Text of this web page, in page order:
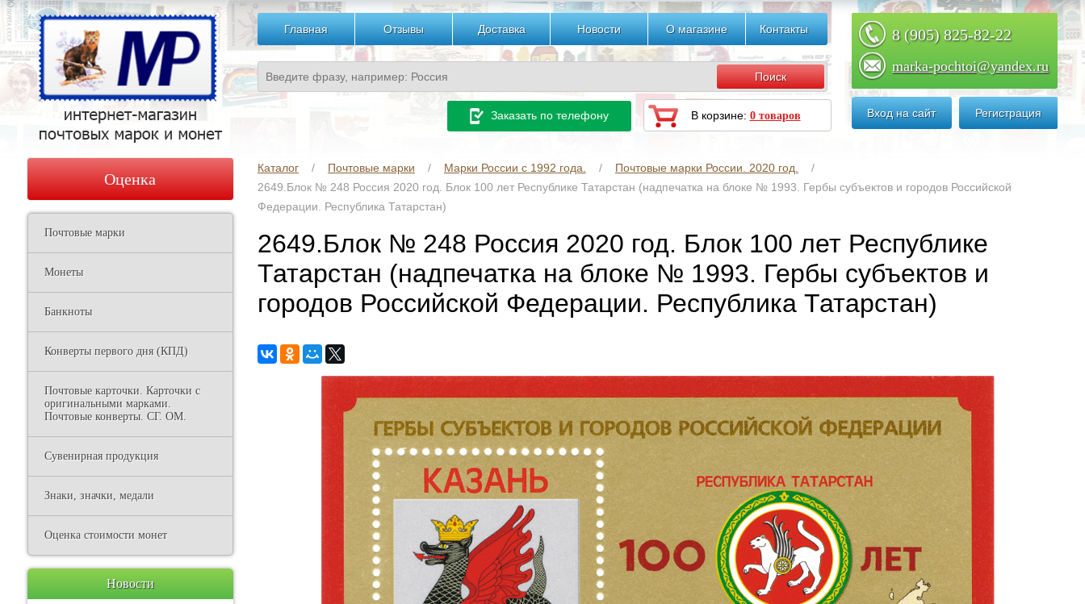
Главная Отзывы Доставка Новости О магазине Контакты 8 (905) 825-82-22
marka-pochtoi@yandex.ru
Вход на сайт Регистрация
Заказать по телефону В корзине: 0 товаров
Каталог Почтовые марки Марки России с 1992 года.
Почтовые марки России. 2020 год.
2649.Блок № 248 Россия 2020 год. Блок 100 лет Республике Татарстан (надпечатка на блоке № 1993. Гербы субъектов и городов Российской
Федерации. Республика Татарстан)
2649.Блок № 248 Россия 2020 год. Блок 100 лет Республике
Татарстан (надпечатка на блоке № 1993. Гербы субъектов и
городов Российской Федерации. Республика Татарстан)
Оценка
Почтовые марки
Монеты
Банкноты
Конверты первого дня (КПД)
Почтовые карточки. Карточки с
оригинальными марками.
Почтовые конверты. СГ. ОМ.
Сувенирная продукция
Знаки, значки, медали
Оценка стоимости монет
Новости